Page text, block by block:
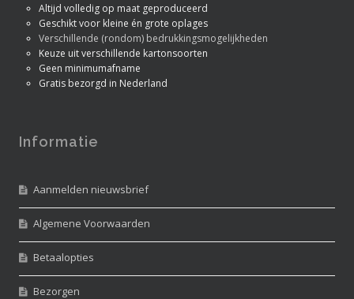
Altijd volledig op maat geproduceerd
Geschikt voor kleine én grote oplages
Verschillende (rondom) bedrukkingsmogelijkheden
Keuze uit verschillende kartonsoorten
Geen minimumafname
Gratis bezorgd in Nederland
Informatie
Aanmelden nieuwsbrief
Algemene Voorwaarden
Betaalopties
Bezorgen